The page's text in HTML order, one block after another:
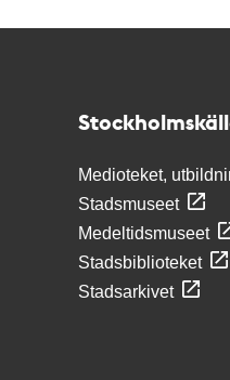
Medioteket,
Stadsmuseet
Medeltidsmuseet
Stadsbiblioteket
Stadsarkivet